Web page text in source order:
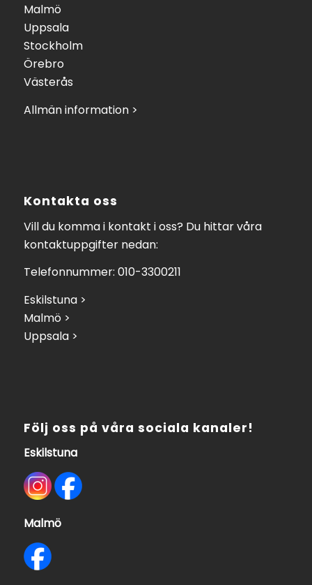
Malmö
Uppsala
Stockholm
Örebro
Västerås
Allmän information >
Kontakta oss
Vill du komma i kontakt i oss? Du hittar våra
kontaktuppgifter nedan:
Telefonnummer: 010-3300211
Eskilstuna >
Malmö >
Uppsala >
Följ oss på våra sociala kanaler!
Eskilstuna
Malmö